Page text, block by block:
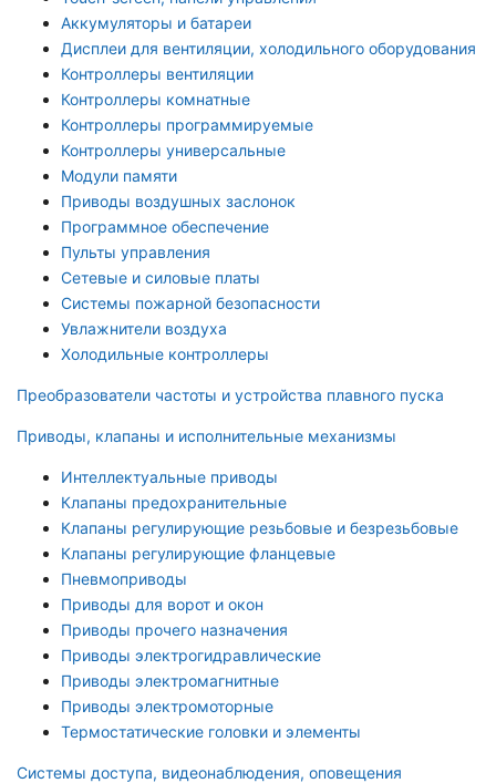
Аккумуляторы и батареи
Дисплеи для вентиляции, холодильного оборудования
Контроллеры вентиляции
Контроллеры комнатные
Контроллеры программируемые
Контроллеры универсальные
Модули памяти
Приводы воздушных заслонок
Программное обеспечение
Пульты управления
Сетевые и силовые платы
Системы пожарной безопасности
Увлажнители воздуха
Холодильные контроллеры
Преобразователи частоты и устройства плавного пуска
Приводы, клапаны и исполнительные механизмы
Интеллектуальные приводы
Клапаны предохранительные
Клапаны регулирующие резьбовые и безрезьбовые
Клапаны регулирующие фланцевые
Пневмоприводы
Приводы для ворот и окон
Приводы прочего назначения
Приводы электрогидравлические
Приводы электромагнитные
Приводы электромоторные
Термостатические головки и элементы
Системы доступа, видеонаблюдения, оповещения